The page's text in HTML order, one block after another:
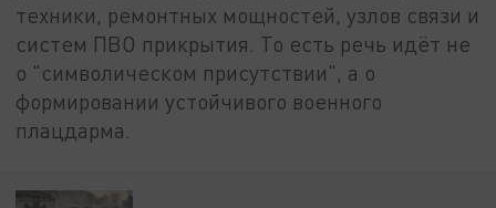
техники, ремонтных мощностей, узлов связи и
систем ПВО прикрытия. То есть речь идёт не
о "символическом присутствии", а о
формировании устойчивого военного
плацдарма.